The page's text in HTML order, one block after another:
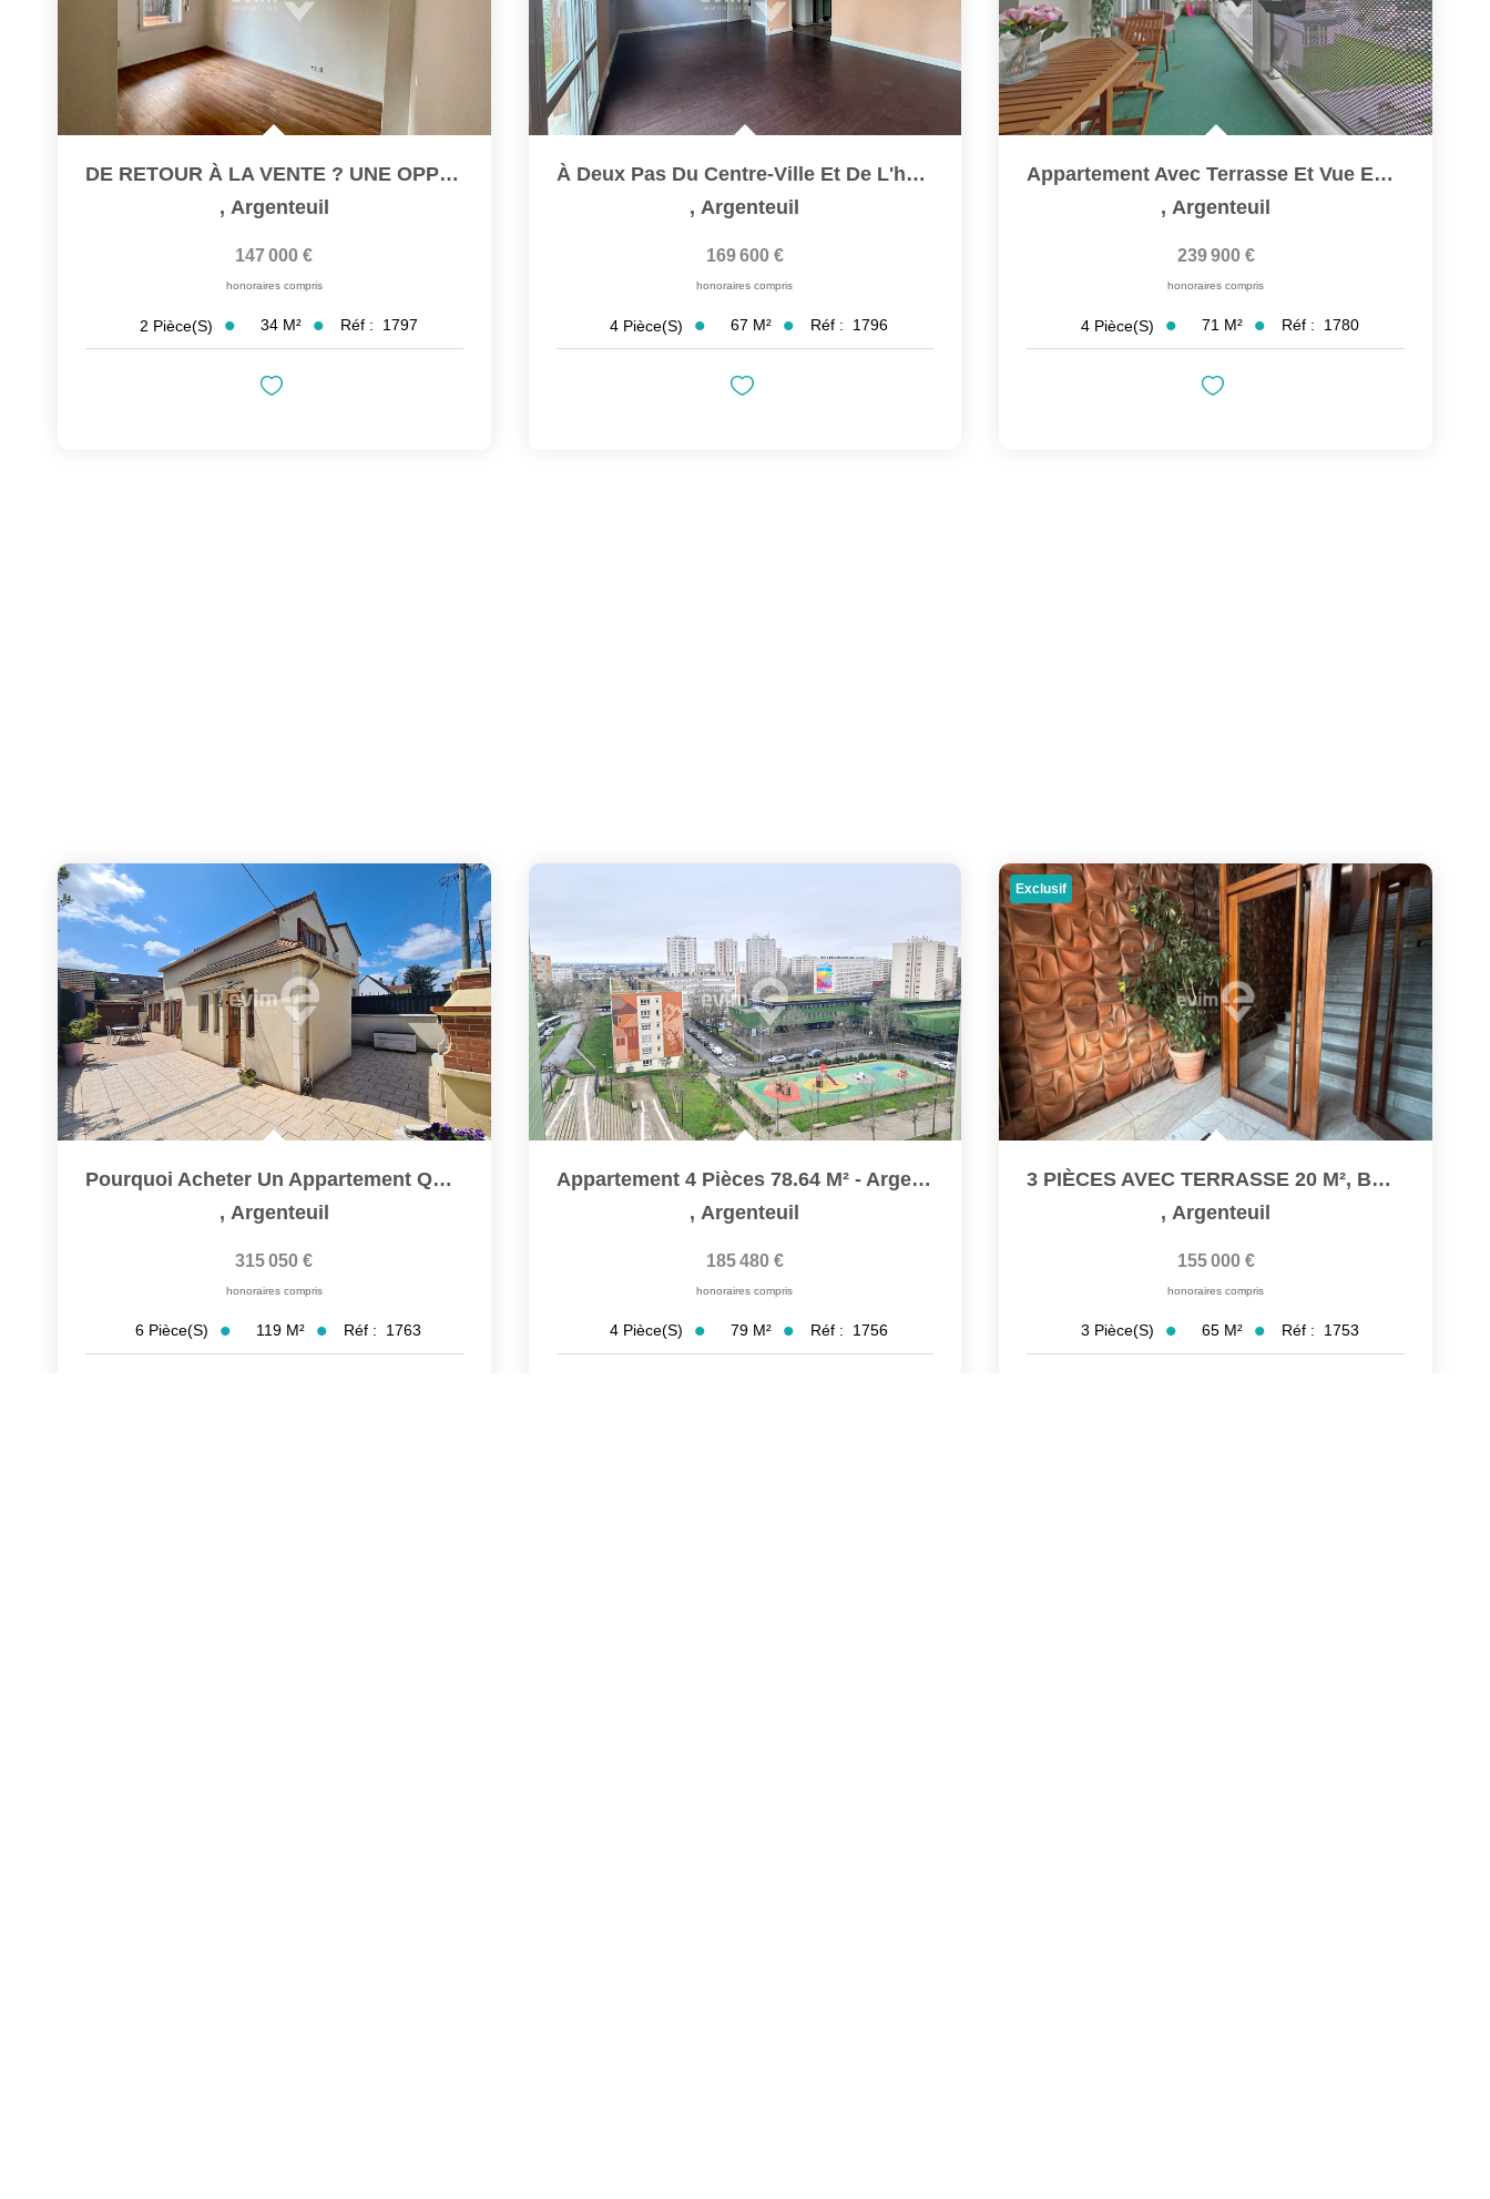
DE RETOUR À LA VENTE ? UNE OPPORTUNITÉ À SAISIR SANS...
, Argenteuil
147 000 €
honoraires compris
2 Pièce(s) 34 M² Réf : 1797
À Deux Pas Du Centre-Ville Et De L'hôpital. Bel Appartement...
,Argenteuil
169 600 €
honoraires compris
4 Pièce(s) 67 M² Réf : 1796
Appartement Avec Terrasse Et Vue Exceptionnelle Tour Eiffel...
,Argenteuil
239 900 €
honoraires compris
4 Pièce(s) 71 M² Réf : 1780
Pourquoi Acheter Un Appartement Quand Vous Pouvez Avoir Une...
, Argenteuil
315 050 €
honoraires compris
6 Pièce(s) 119 M² Réf : 1763
Appartement 4 Pièces 78.64 M² - Argenteuil
, Argenteuil
185 480 €
honoraires compris
4 Pièce(s) 79 M² Réf : 1756
Exclusif
3 PIÈCES AVEC TERRASSE 20 M², BALCON, PARKING & CAVE
, Argenteuil
155 000 €
honoraires compris
3 Pièce(s) 65 M² Réf : 1753